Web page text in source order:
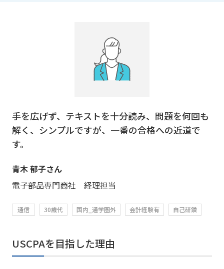
手を広げず、テキストを十分読み、問題を何回も
解く、シンプルですが、一番の合格への近道で
す。
青木 郁子さん
電子部品専門商社 経理担当
通信 30歳代 国内_通学圏外 会計経験有 自己研鑽
USCPAを目指した理由